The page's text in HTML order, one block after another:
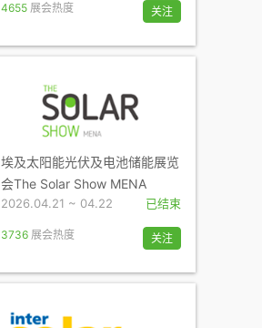
4655展会热度 关注
埃及太阳能光伏及电池储能展览
会The Solar Show MENA
2026.04.21 ~ 04.22 已结束
3736展会热度 关注